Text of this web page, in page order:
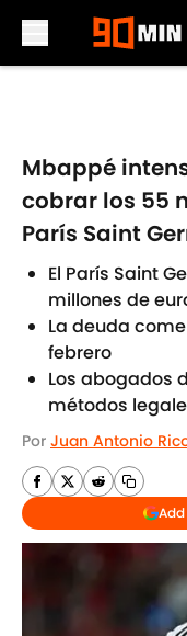
Mbappé
cobrar los 55
París Saint
El París Saint
millones de
La deuda
febrero
Los abogados
métodos
Por Juan Antonio